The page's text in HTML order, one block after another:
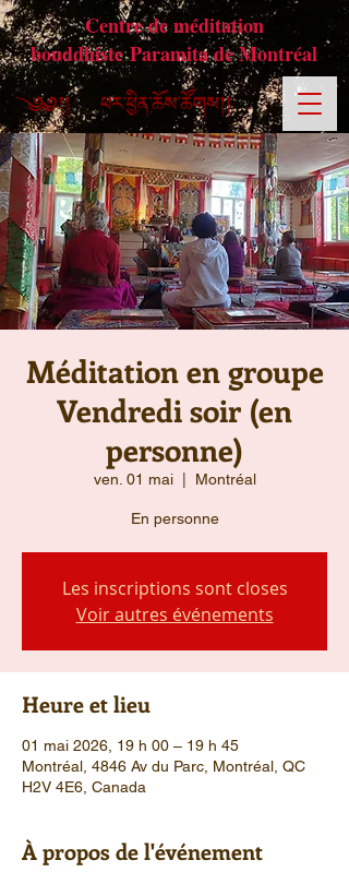
Centre de méditation
bouddhiste Paramita de Montréal
Méditation en groupe
Vendredi soir (en
personne)
ven. 01 mai
  |
Montréal
En personne
Les inscriptions sont closes
Voir autres événements
Heure et lieu
01 mai 2026, 19 h 00 – 19 h 45
Montréal, 4846 Av du Parc, Montréal, QC
H2V 4E6, Canada
À propos de l'événement